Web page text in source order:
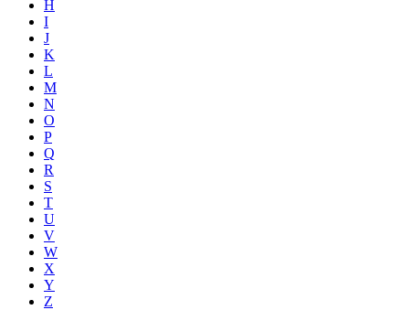
H
I
J
K
L
M
N
O
P
Q
R
S
T
U
V
W
X
Y
Z